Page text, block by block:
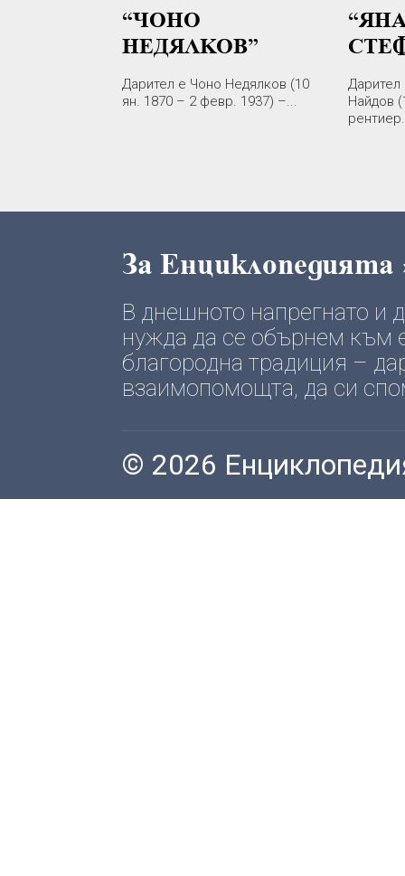
“ЧОНО
НЕДЯЛКОВ”
Дарител е Чоно Недялков (10
ян. 1870 – 2 февр. 1937) –...
Дарител
Найдов
За Енциклопедията
В днешното напрегнато
нужда да се обърнем към
благородна традиция –
взаимопомощта, да си
© 2026